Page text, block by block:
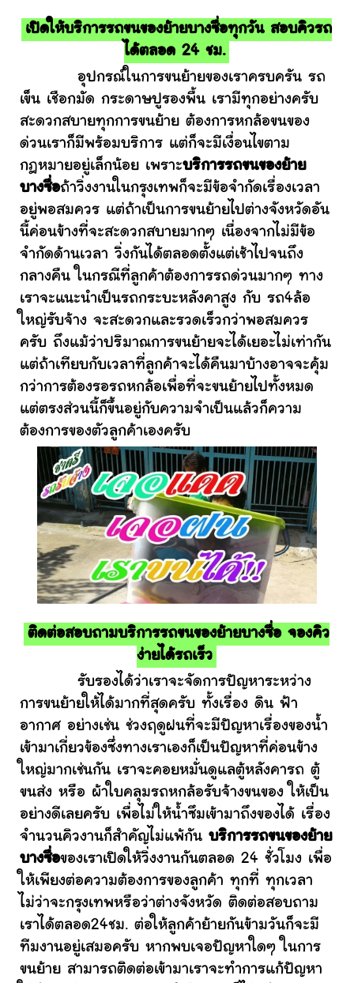
เปิดให้บริการรถขนของย้ายบางซื่อทุกวัน สอบคิวรถ
ได้ตลอด 24 ชม.
อุปกรณ์ในการขนย้ายของเราครบครัน รถ
เข็น เชือกมัด กระดาษปูรองพื้น เรามีทุกอย่างครับ
สะดวกสบายทุกการขนย้าย ต้องการหกล้อขนของ
ด่วนเราก็มีพร้อมบริการ แต่ก็จะมีเงื่อนไขตาม
กฎหมายอยู่เล็กน้อย เพราะบริการรถขนของย้าย
บางซื่อถ้าวิ่งงานในกรุงเทพก็จะมีข้อจำกัดเรื่องเวลา
อยู่พอสมควร แต่ถ้าเป็นการขนย้ายไปต่างจังหวัดอัน
นี้ค่อนข้างที่จะสะดวกสบายมากๆ เนื่องจากไม่มีข้อ
จำกัดด้านเวลา วิ่งกันได้ตลอดตั้งแต่เช้าไปจนถึง
กลางคืน ในกรณีที่ลูกค้าต้องการรถด่วนมากๆ ทาง
เราจะแนะนำเป็นรถกระบะหลังคาสูง กับ รถ4ล้อ
ใหญ่รับจ้าง จะสะดวกและรวดเร็วกว่าพอสมควร
ครับ ถึงแม้ว่าปริมาณการขนย้ายจะได้เยอะไม่เท่ากัน
แต่ถ้าเทียบกับเวลาที่ลูกค้าจะได้คืนมาบ้างอาจจะคุ้ม
กว่าการต้องรอรถหกล้อเพื่อที่จะขนย้ายไปทั้งหมด
แต่ตรงส่วนนี้ก็ขึ้นอยู่กับความจำเป็นแล้วก็ความ
ต้องการของตัวลูกค้าเองครับ
ติดต่อสอบถามบริการรถขนของย้ายบางซื่อ จองคิว
ง่ายได้รถเร็ว
รับรองได้ว่าเราจะจัดการปัญหาระหว่าง
การขนย้ายให้ได้มากที่สุดครับ ทั้งเรื่อง ดิน ฟ้า
อากาศ อย่างเช่น ช่วงฤดูฝนที่จะมีปัญหาเรื่องของน้ำ
เข้ามาเกี่ยวข้องซึ่งทางเราเองก็เป็นปัญหาที่ค่อนข้าง
ใหญ่มากเช่นกัน เราจะคอยหมั่นดูแลตู้หลังคารถ ตู้
ขนส่ง หรือ ผ้าใบคลุมรถหกล้อรับจ้างขนของ ให้เป็น
อย่างดีเลยครับ เพื่อไม่ให้น้ำซึมเข้ามาถึงของได้ เรื่อง
จำนวนคิวงานก็สำคัญไม่แพ้กันบริการรถขนของย้าย
บางซื่อของเราเปิดให้วิ่งงานกันตลอด 24 ชั่วโมง เพื่อ
ให้เพียงต่อความต้องการของลูกค้า ทุกที่ ทุกเวลา
ไม่ว่าจะกรุงเทพหรือว่าต่างจังหวัด ติดต่อสอบถาม
เราได้ตลอด24ชม. ต่อให้ลูกค้าย้ายกันข้ามวันก็จะมี
ทีมงานอยู่เสมอครับ หากพบเจอปัญหาใดๆ ในการ
ขนย้าย สามารถติดต่อเข้ามาเราจะทำการแก้ปัญหา